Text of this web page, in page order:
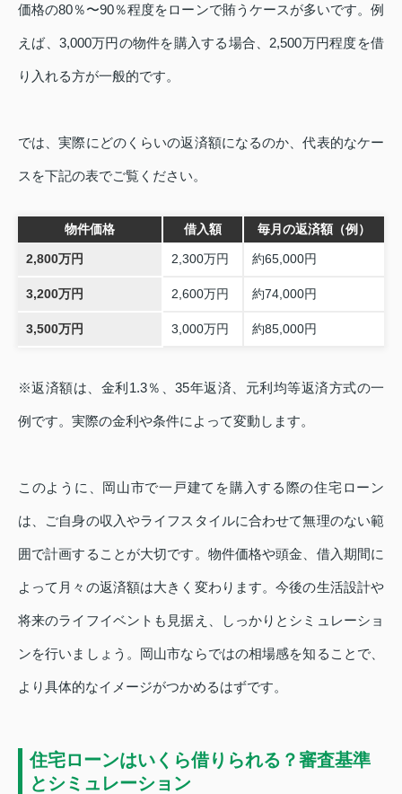
価格の80％〜90％程度をローンで賄うケースが多いです。例
えば、3,000万円の物件を購入する場合、2,500万円程度を借
り入れる方が一般的です。
では、実際にどのくらいの返済額になるのか、代表的なケー
スを下記の表でご覧ください。
物件価格 借入額 毎月の返済額（例）
2,800万円 2,300万円 約65,000円
3,200万円 2,600万円 約74,000円
3,500万円 3,000万円 約85,000円
※返済額は、金利1.3％、35年返済、元利均等返済方式の一
例です。実際の金利や条件によって変動します。
このように、岡山市で一戸建てを購入する際の住宅ローン
は、ご自身の収入やライフスタイルに合わせて無理のない範
囲で計画することが大切です。物件価格や頭金、借入期間に
よって月々の返済額は大きく変わります。今後の生活設計や
将来のライフイベントも見据え、しっかりとシミュレーショ
ンを行いましょう。岡山市ならではの相場感を知ることで、
より具体的なイメージがつかめるはずです。
住宅ローンはいくら借りられる？審査基準
とシミュレーション